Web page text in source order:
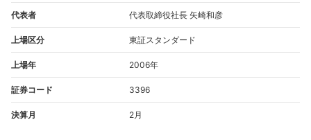
代表者 代表取締役社長 矢崎和彦
上場区分 東証スタンダード
上場年 2006年
証券コード 3396
決算月 2月